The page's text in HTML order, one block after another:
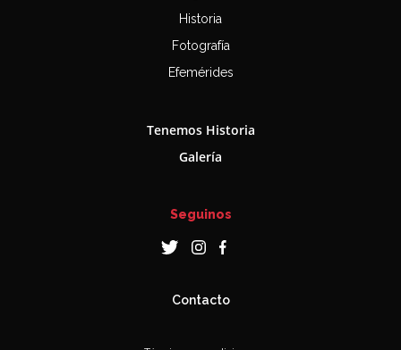
Historia
Fotografía
Efemérides
Tenemos Historia
Galería
Seguinos
Contacto